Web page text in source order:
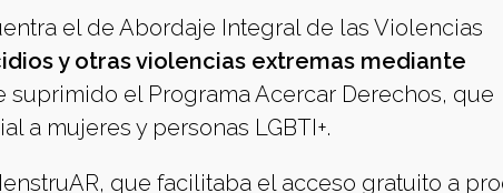
el de Abordaje Integral de las Violencias
y otras violencias extremas mediante
suprimido el Programa Acercar Derechos, que
a mujeres y personas LGBTI+.
que facilitaba el acceso gratuito a